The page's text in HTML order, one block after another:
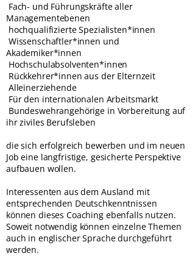
Fach- und Führungskräfte aller
Managementebenen
hochqualifizierte Spezialisten*innen
Wissenschaftler*innen und
Akademiker*innen
Hochschulabsolventen*innen
Rückkehrer*innen aus der Elternzeit
Alleinerziehende
Für den internationalen Arbeitsmarkt
Bundeswehrangehörige in Vorbereitung auf
ihr ziviles Berufsleben
die sich erfolgreich bewerben und im neuen
Job eine langfristige, gesicherte Perspektive
aufbauen wollen.
Interessenten aus dem Ausland mit
entsprechenden Deutschkenntnissen
können dieses Coaching ebenfalls nutzen.
Soweit notwendig können einzelne Themen
auch in englischer Sprache durchgeführt
werden.